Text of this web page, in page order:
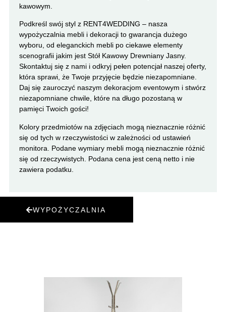
kawowym.
Podkreśl swój styl z RENT4WEDDING – nasza
wypożyczalnia mebli i dekoracji to gwarancja dużego
wyboru, od eleganckich mebli po ciekawe elementy
scenografii jakim jest Stół Kawowy Drewniany Jasny.
Skontaktuj się z nami i odkryj pełen potencjał naszej oferty,
która sprawi, że Twoje przyjęcie będzie niezapomniane.
Daj się zauroczyć naszym dekoracjom eventowym i stwórz
niezapomniane chwile, które na długo pozostaną w
pamięci Twoich gości!
Kolory przedmiotów na zdjęciach mogą nieznacznie różnić
się od tych w rzeczywistości w zależności od ustawień
monitora. Podane wymiary mebli mogą nieznacznie różnić
się od rzeczywistych. Podana cena jest ceną netto i nie
zawiera podatku.
WYPOŻYCZALNIA